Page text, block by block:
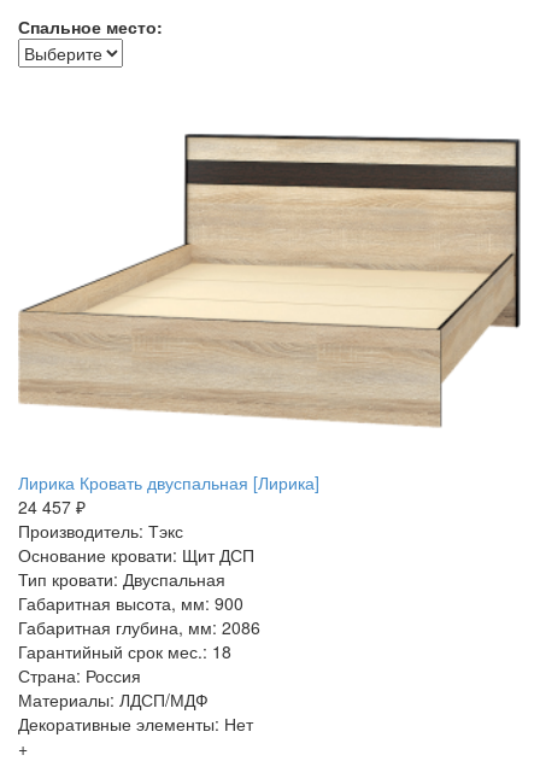
Спальное место:
Лирика Кровать двуспальная [Лирика]
24 457 ₽
Производитель: Тэкс
Основание кровати: Щит ДСП
Тип кровати: Двуспальная
Габаритная высота, мм: 900
Габаритная глубина, мм: 2086
Гарантийный срок мес.: 18
Страна: Россия
Материалы: ЛДСП/МДФ
Декоративные элементы: Нет
+